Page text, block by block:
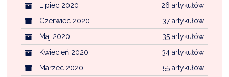
26 artykułów
Lipiec 2020
37 artykułów
Czerwiec 2020
35 artykułów
Maj 2020
34 artykułów
Kwiecień 2020
55 artykułów
Marzec 2020